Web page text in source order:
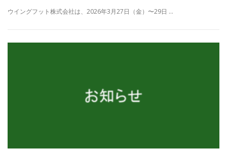
ウイングフット株式会社は、2026年3月27日（金）〜29日 …